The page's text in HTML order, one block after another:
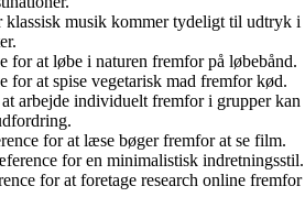
klassisk musik kommer tydeligt til udtryk i
for at løbe i naturen fremfor på løbebånd.
for at spise vegetarisk mad fremfor kød.
arbejde individuelt fremfor i grupper kan
for at læse bøger fremfor at se film.
for en minimalistisk indretningsstil.
for at foretage research online fremfor